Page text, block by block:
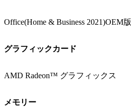
Office(Home & Business 2021)OEM版
グラフィックカード
AMD Radeon™ グラフィックス
メモリー